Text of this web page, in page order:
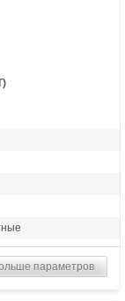
параметров